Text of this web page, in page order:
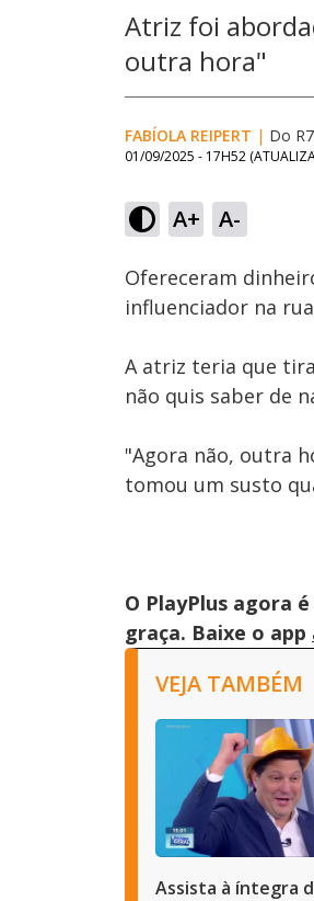
Atriz foi
outra hora"
FABÍOLA REIPERT | Do R7
01/09/2025 - 17H52
A+ A-
Ativar
Som
Ofereceram
influenciador na
A atriz teria que
não quis saber de
"Agora não, outra
tomou um susto
O PlayPlus agora
graça. Baixe o app
VEJA TAMBÉM
Assista à íntegra